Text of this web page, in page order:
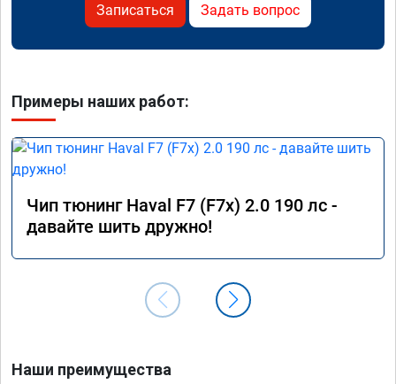
Записаться Задать вопрос
Примеры наших работ:
Чип тюнинг Haval F7 (F7x) 2.0 190 лс -
давайте шить дружно!
Наши преимущества